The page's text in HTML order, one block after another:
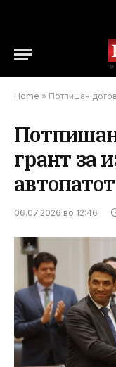
Home » Потпишан
Потпишан
грант за
06.07.2026 во 12:46